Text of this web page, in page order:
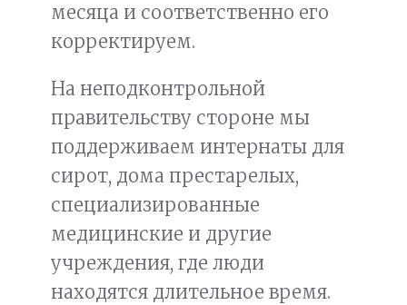
месяца и соответственно его
корректируем.
На неподконтрольной
правительству стороне мы
поддерживаем интернаты для
сирот, дома престарелых,
специализированные
медицинские и другие
учреждения, где люди
находятся длительное время.